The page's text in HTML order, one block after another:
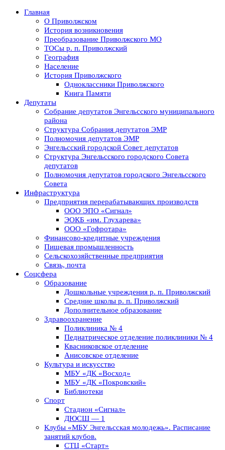
Главная
О Приволжском
История возникновения
Преобразование Приволжского МО
ТОСы р. п. Приволжский
География
Население
История Приволжского
Одноклассники Приволжского
Книга Памяти
Депутаты
Собрание депутатов Энгельсского муниципального
района
Структура Собрания депутатов ЭМР
Полномочия депутатов ЭМР
Энгельсский городской Совет депутатов
Структура Энгельсского городского Совета
депутатов
Полномочия депутатов городского Энгельсского
Совета
Инфраструктура
Предприятия перерабатывающих производств
ООО ЭПО «Сигнал»
ЭОКБ «им. Глухарева»
ООО «Гофротара»
Финансово-кредитные учреждения
Пищевая промышленность
Сельскохозяйственные предприятия
Связь, почта
Соцсфера
Образование
Дошкольные учреждения р. п. Приволжский
Средние школы р. п. Приволжский
Дополнительное образование
Здравоохранение
Поликлиника № 4
Педиатрическое отделение поликлиники № 4
Квасниковское отделение
Анисовское отделение
Культура и искусство
МБУ «ДК «Восход»
МБУ «ДК «Покровский»
Библиотеки
Спорт
Стадион «Сигнал»
ДЮСШ — 1
Клубы «МБУ Энгельсская молодежь». Расписание
занятий клубов.
СТЦ «Старт»